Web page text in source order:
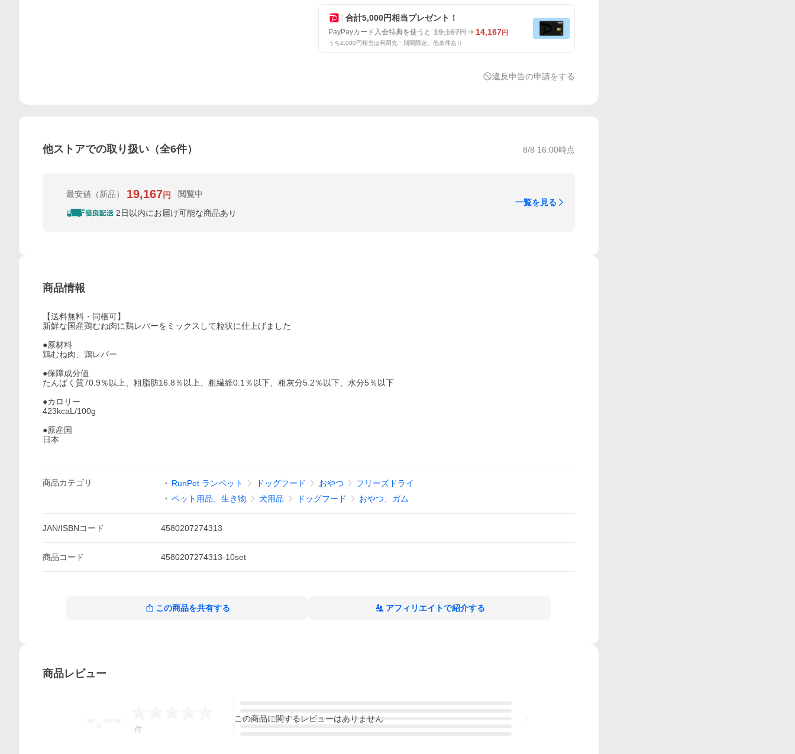
合計5,000円相当プレゼント！
PayPayカード入会特典を使うと 19,167円 14,167円
うち2,000円相当は利用先・期間限定。他条件あり
違反申告の申請をする
他ストアでの取り扱い（全6件） 8/8 16:00時点
最安値 （新品） 19,167円
閲覧中
2日以内にお届け可能な商品あり
一覧を見る
商品情報
【送料無料・同梱可】
新鮮な国産鶏むね肉に鶏レバーをミックスして粒状に仕上げました
●原材料
鶏むね肉、鶏レバー
●保障成分値
たんぱく質70.9％以上、粗脂肪16.8％以上、粗繊維0.1％以下、粗灰分5.2％以下、水分5％以下
●カロリー
423kcaL/100g
●原産国
日本
商品カテゴリ RunPet ランペット ドッグフード おやつ
フリーズドライ
ペット用品、生き物
犬用品 ドッグフード おやつ、ガム
JAN/ISBNコード 4580207274313
商品コード 4580207274313-10set
この商品を共有する アフィリエイトで紹介する
商品レビュー
-件
この商品に関するレビューはありません